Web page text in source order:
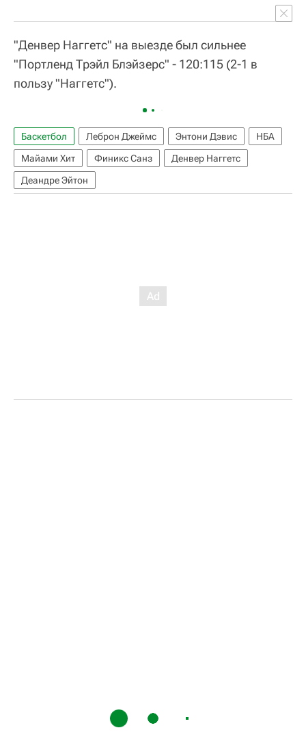
"Денвер Наггетс" на выезде был сильнее
"Портленд Трэйл Блэйзерс" - 120:115 (2-1 в
пользу "Наггетс").
Баскетбол Леброн Джеймс Энтони Дэвис
НБА
Майами Хит
Финикс Санз
Денвер Наггетс
Деандре Эйтон